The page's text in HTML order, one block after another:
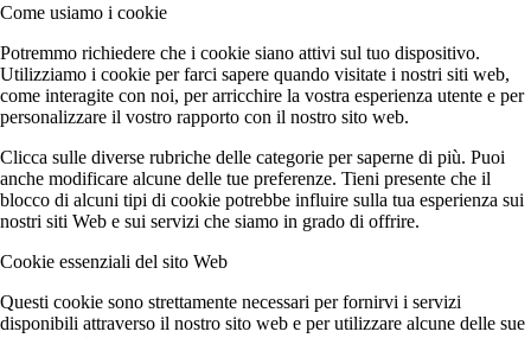
Come usiamo i cookie
Potremmo richiedere che i cookie siano attivi sul tuo dispositivo.
Utilizziamo i cookie per farci sapere quando visitate i nostri siti web,
come interagite con noi, per arricchire la vostra esperienza utente e per
personalizzare il vostro rapporto con il nostro sito web.
Clicca sulle diverse rubriche delle categorie per saperne di più. Puoi
anche modificare alcune delle tue preferenze. Tieni presente che il
blocco di alcuni tipi di cookie potrebbe influire sulla tua esperienza sui
nostri siti Web e sui servizi che siamo in grado di offrire.
Cookie essenziali del sito Web
Questi cookie sono strettamente necessari per fornirvi i servizi
disponibili attraverso il nostro sito web e per utilizzare alcune delle sue